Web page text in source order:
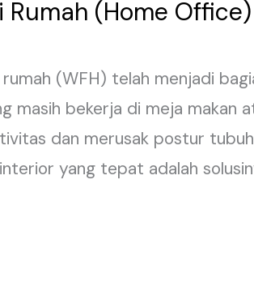
Rumah (Home
(WFH) telah menjadi
masih bekerja di meja makan
dan merusak postur
yang tepat adalah